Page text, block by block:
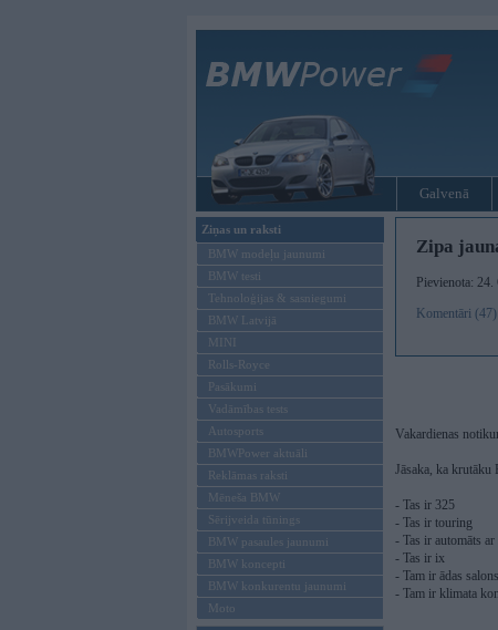
Galvenā
Ziņas un raksti
BMW modeļu jaunumi
BMW testi
Tehnoloģijas & sasniegumi
BMW Latvijā
MINI
Rolls-Royce
Pasākumi
Vadāmības tests
Autosports
BMWPower aktuāli
Reklāmas raksti
Mēneša BMW
Sērijveida tūnings
BMW pasaules jaunumi
BMW koncepti
BMW konkurentu jaunumi
Moto
Zipa
Pievienota:
Komentāri (47)
Vakardienas
Jāsaka, ka krutāku
- Tas ir 325
- Tas ir touring
- Tas ir automāts
- Tas ir ix
- Tam ir ādas salons
- Tam ir klimata